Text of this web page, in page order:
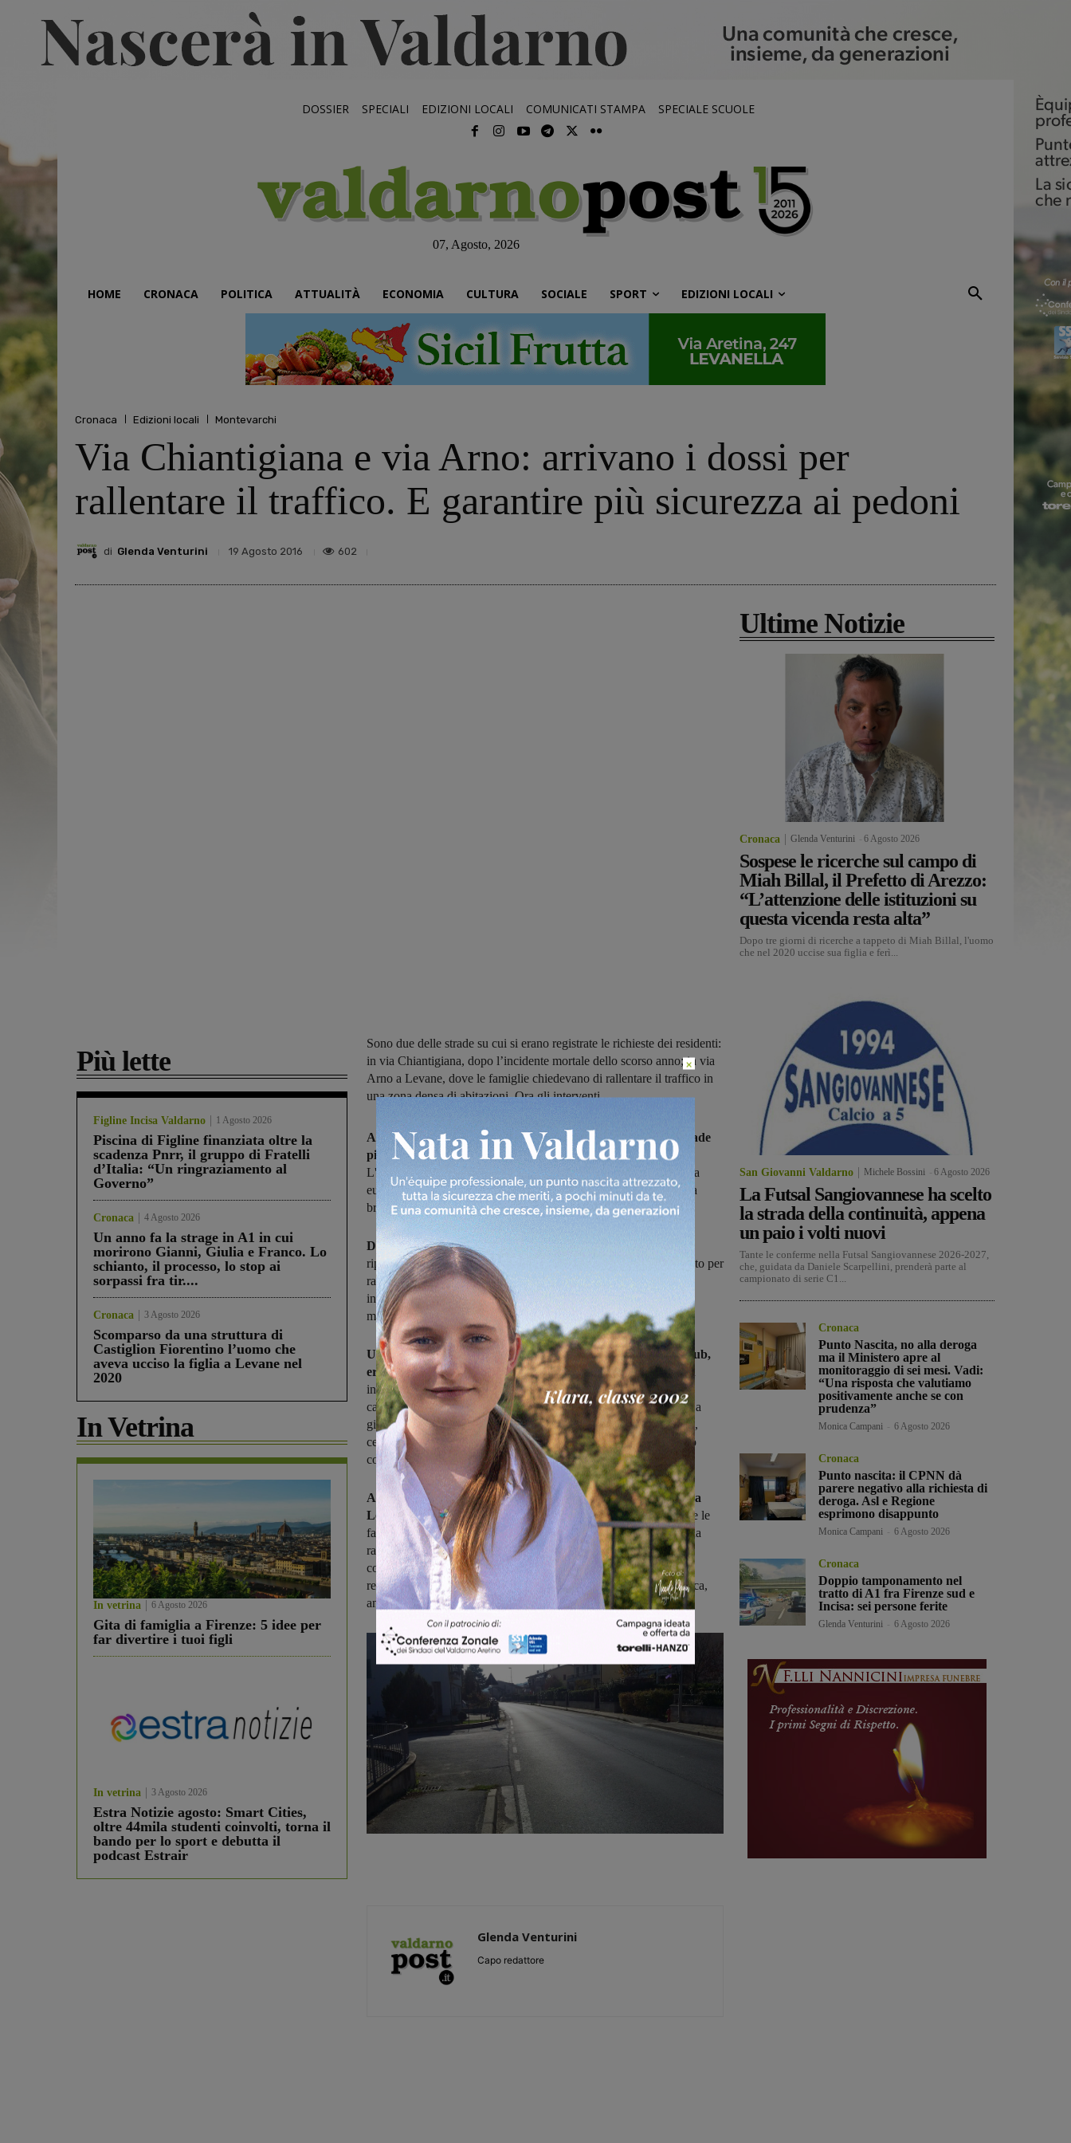
DOSSIER SPECIALI EDIZIONI LOCALI COMUNICATI STAMPA SPECIALE SCUOLE
07, Agosto, 2026
HOME CRONACA POLITICA ATTUALITÀ ECONOMIA CULTURA SOCIALE SPORT EDIZIONI LOCALI
Cronaca Edizioni locali Montevarchi
Via Chiantigiana e via Arno: arrivano i dossi per
rallentare il traffico. E garantire più sicurezza ai pedoni
di Glenda Venturini 19 Agosto 2016 602
Più lette
Figline Incisa Valdarno 1 Agosto 2026
Piscina di Figline finanziata oltre la
scadenza Pnrr, il gruppo di Fratelli
d’Italia: “Un ringraziamento al
Governo”
Cronaca 4 Agosto 2026
Un anno fa la strage in A1 in cui
morirono Gianni, Giulia e Franco. Lo
schianto, il processo, lo stop ai
sorpassi fra tir....
Cronaca 3 Agosto 2026
Scomparso da una struttura di
Castiglion Fiorentino l’uomo che
aveva ucciso la figlia a Levane nel
2020
In Vetrina
In vetrina 6 Agosto 2026
Gita di famiglia a Firenze: 5 idee per
far divertire i tuoi figli
In vetrina 3 Agosto 2026
Estra Notizie agosto: Smart Cities,
oltre 44mila studenti coinvolti, torna il
bando per lo sport e debutta il
podcast Estrair
Sono due delle strade su cui si erano registrate le richieste dei residenti:
in via Chiantigiana, dopo l’incidente mortale dello scorso anno; in via
Arno a Levane, dove le famiglie chiedevano di rallentare il traffico in
una zona densa di abitazioni. Ora gli interventi
Arrivano i dossi artificiali a rallentare le auto su due delle strade
più pericolosedel territorio comunale di Montevarchi.
L'amministrazione comunale ha già individuato a bilancio i 20mila
euro necessari per il doppio intervento, e i lavori saranno affidati a
breve, in modo che i dossi siano terminati il prima possibile.
Due dossi finiranno sui via Chiantigiana,
dove i residenti a più
riprese avevano chiesto all'amministrazione comunale un intervento per
rallentare il traffico. Lo scorso anno qui si verificò un terribile
incidente, che portò alla morte di un bambino e al ferimento della
madre e del fratello.
Una rotatoria all'altezza della curva, subito dopo il Tennis Club,
era la soluzione prevista anni fa dal comune,ma collegata a un
intervento privato (quello di costruzione di un distributore di
carburanti) mai realizzato: per questo la rotonda non è mai nata. La
giunta la inserirà nell'elenco dei lavori pubblici dal prossimo anno,
cercando i fondi necessari. Intanto, però, il dosso metterà un freno
concreto a chi spinge troppo sull'acceleratore.
Altri due dossi artificiali saranno installati invece in via Arno a
Levane, anche questa strada ad alto rischio per i pedoni: tanto che le
famiglie residenti in zona, qualche mese fa, avevano promosso una
raccolta firme per chiedere interventi concreti all'amministrazione
comunale. La giunta Chiassai ha previsto, in concomitanza con la
realizzazione dei dossi, anche di migliorare l'illuminazione pubblica,
anche quella carente, nel tratto fra lo stadio e la Coop.
Glenda Venturini
Capo redattore
Ultime Notizie
Cronaca Glenda Venturini 6 Agosto 2026
Sospese le ricerche sul campo di
Miah Billal, il Prefetto di Arezzo:
“L’attenzione delle istituzioni su
questa vicenda resta alta”
Dopo tre giorni di ricerche a tappeto di Miah Billal, l'uomo
che nel 2020 uccise sua figlia e ferì...
San Giovanni Valdarno Michele Bossini 6 Agosto 2026
La Futsal Sangiovannese ha scelto
la strada della continuità, appena
un paio i volti nuovi
Tante le conferme nella Futsal Sangiovannese 2026-2027,
che, guidata da Daniele Scarpellini, prenderà parte al
campionato di serie C1...
Cronaca
Punto Nascita, no alla deroga
ma il Ministero apre al
monitoraggio di sei mesi. Vadi:
“Una risposta che valutiamo
positivamente anche se con
prudenza”
Monica Campani 6 Agosto 2026
Cronaca
Punto nascita: il CPNN dà
parere negativo alla richiesta di
deroga. Asl e Regione
esprimono disappunto
Monica Campani 6 Agosto 2026
Cronaca
Doppio tamponamento nel
tratto di A1 fra Firenze sud e
Incisa: sei persone ferite
Glenda Venturini 6 Agosto 2026
×